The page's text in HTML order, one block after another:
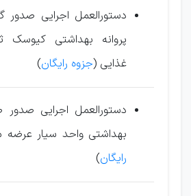
دستورالعمل اجرایی صدور
پروانه بهداشتی كیوسک
غذایی (جزوه رایگان)
دستورالعمل اجرایی صدور
بهداشتی واحد سیار عرضه
رایگان)